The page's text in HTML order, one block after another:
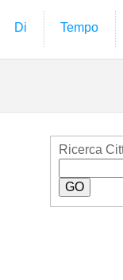
Di Tempo
Ricerca